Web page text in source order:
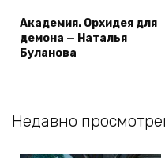
Академия. Орхидея для
демона — Наталья
Буланова
Недавно